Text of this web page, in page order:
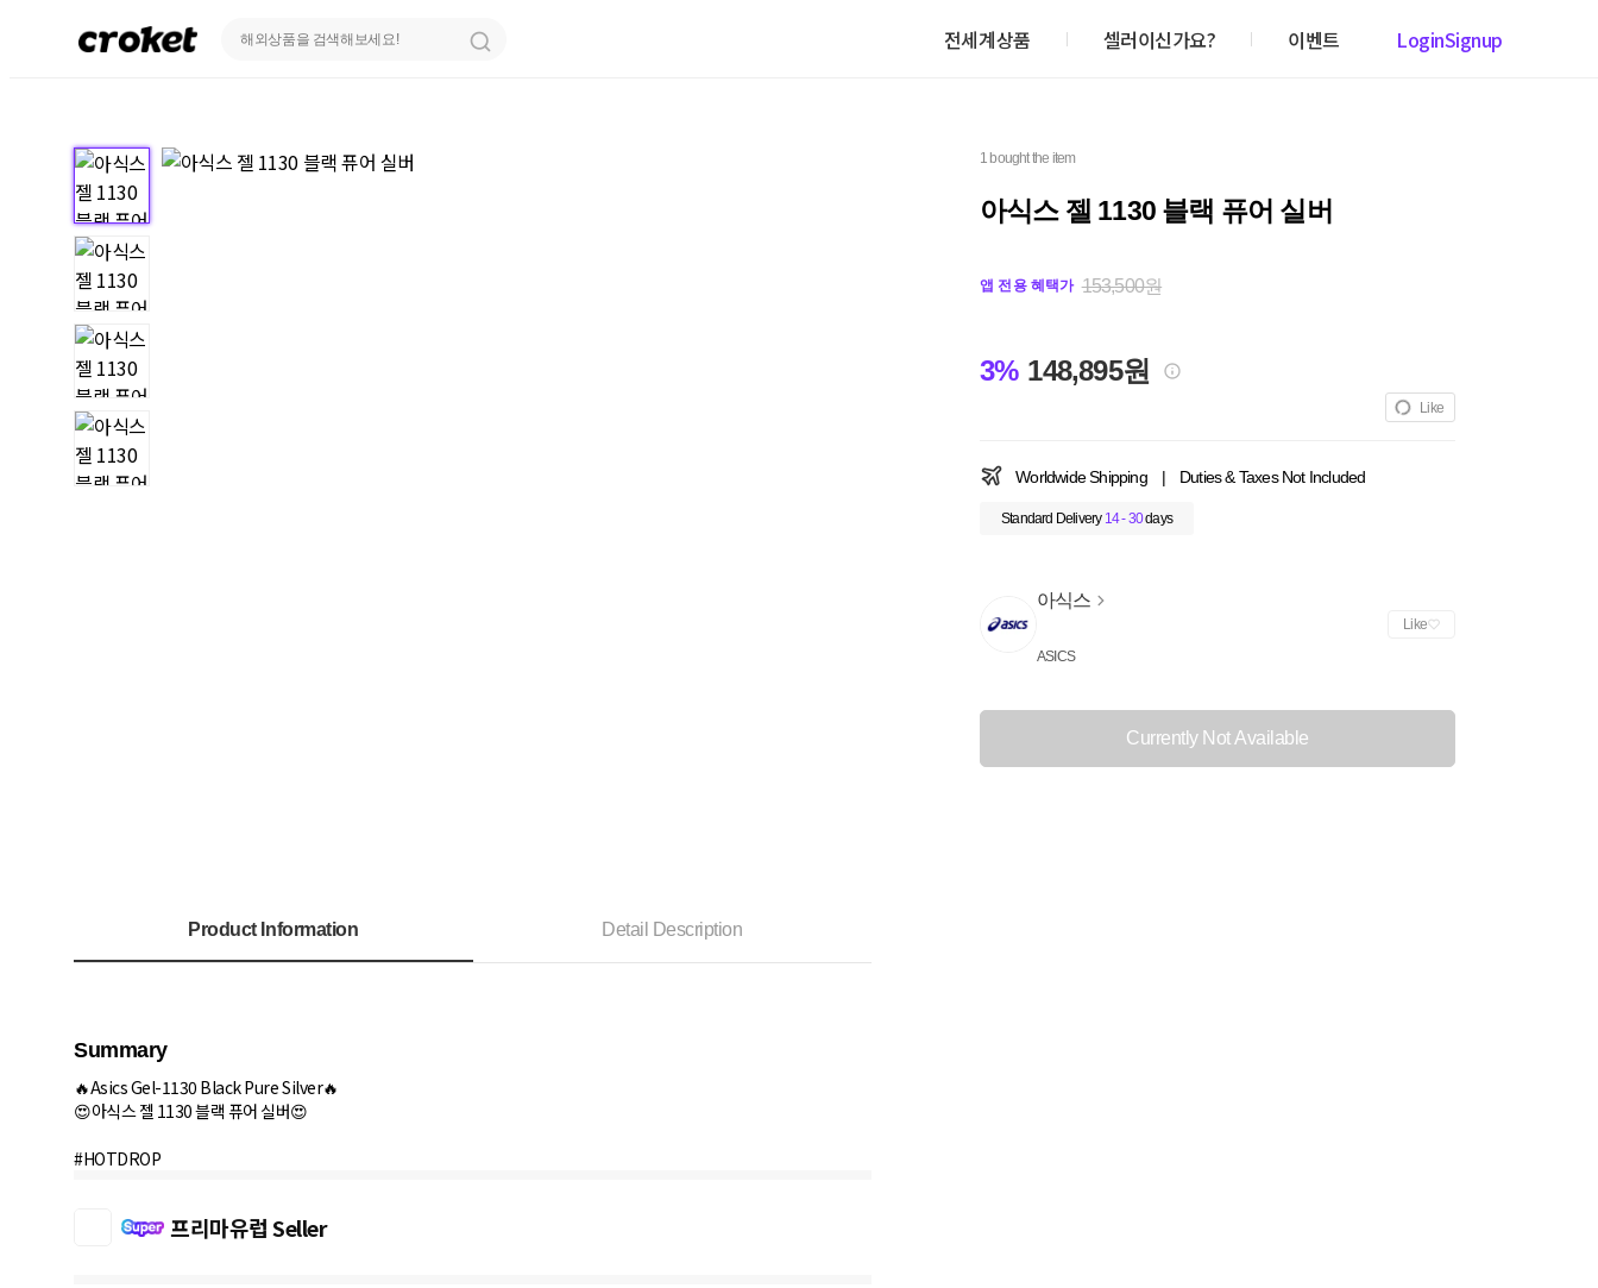
전세계상품 셀러이신가요? 이벤트 LoginSignup
1 bought the item
아식스 젤 1130 블랙 퓨어 실버
앱 전용 혜택가 153,500원
3% 148,895원
Like
Worldwide Shipping | Duties & Taxes Not Included
Standard Delivery 14 - 30days
아식스
ASICS
Like
Currently Not Available
Product Information Detail Description
Summary
🔥Asics Gel-1130 Black Pure Silver🔥
😍아식스 젤 1130 블랙 퓨어 실버😍
#HOTDROP
프리마유럽 Seller